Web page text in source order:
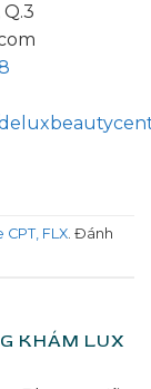
FLX. Đánh
KHÁM LUX